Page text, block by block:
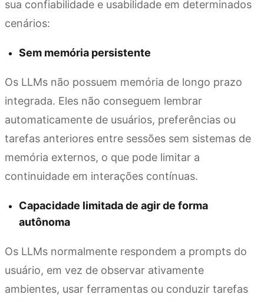
sua confiabilidade e usabilidade em determinados
cenários:
Sem memória persistente
Os LLMs não possuem memória de longo prazo
integrada. Eles não conseguem lembrar
automaticamente de usuários, preferências ou
tarefas anteriores entre sessões sem sistemas de
memória externos, o que pode limitar a
continuidade em interações contínuas.
Capacidade limitada de agir de forma
autônoma
Os LLMs normalmente respondem a prompts do
usuário, em vez de observar ativamente
ambientes, usar ferramentas ou conduzir tarefas